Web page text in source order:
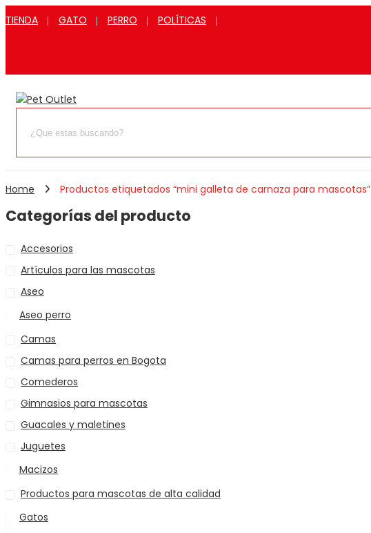
TIENDA GATO PERRO
POLÍTICAS
Home Productos etiquetados “mini galleta de carnaza para mascotas”
Categorías del producto
Accesorios
Artículos para las mascotas
Aseo
Aseo perro
Camas
Camas para perros en Bogota
Comederos
Gimnasios para mascotas
Guacales y maletines
Juguetes
Macizos
Productos para mascotas de alta calidad
Gatos